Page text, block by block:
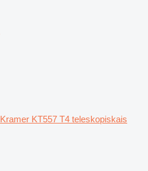
Kramer KT557 T4 teleskopiskais